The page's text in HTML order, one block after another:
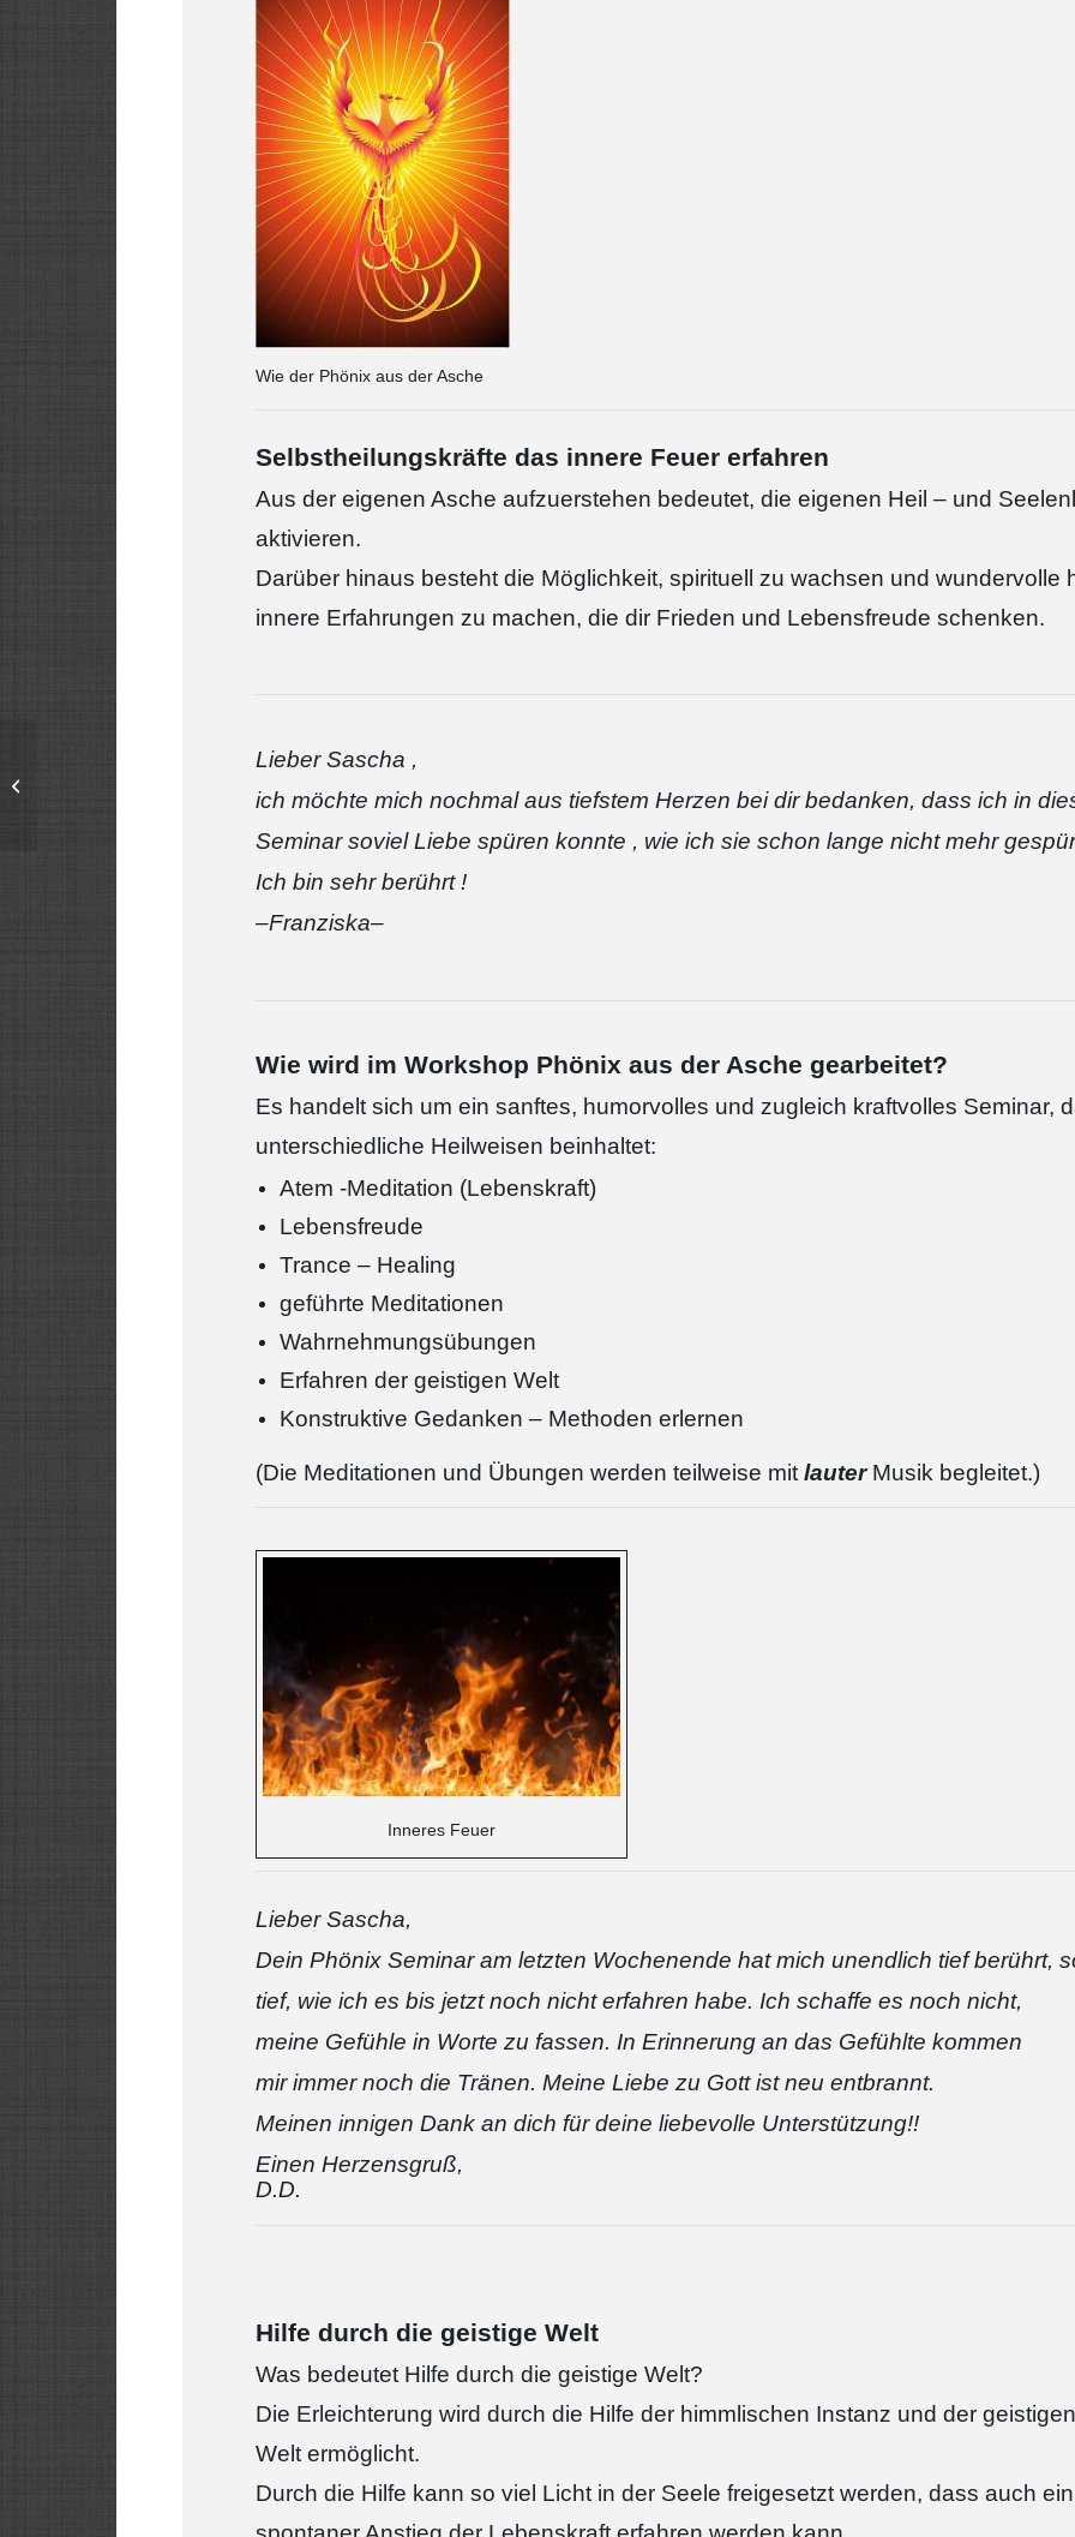
Wie der Phönix aus der Asche
Selbstheilungskräfte das innere Feuer erfahren
Aus der eigenen Asche aufzuerstehen bedeutet, die eigenen Heil – und
aktivieren.
Darüber hinaus besteht die Möglichkeit, spirituell zu wachsen und wundervolle
innere Erfahrungen zu machen, die dir Frieden und Lebensfreude schenken.
Lieber Sascha ,
ich möchte mich nochmal aus tiefstem Herzen bei dir bedanken, dass ich in
Seminar soviel Liebe spüren konnte , wie ich sie schon lange nicht mehr
Ich bin sehr berührt !
–Franziska–
Wie wird im Workshop Phönix aus der Asche gearbeitet?
Es handelt sich um ein sanftes, humorvolles und zugleich kraftvolles Seminar,
unterschiedliche Heilweisen beinhaltet:
Atem -Meditation (Lebenskraft)
Lebensfreude
Trance – Healing
geführte Meditationen
Wahrnehmungsübungen
Erfahren der geistigen Welt
Konstruktive Gedanken – Methoden erlernen
(Die Meditationen und Übungen werden teilweise mit lauterMusik begleitet.)
Inneres Feuer
Lieber Sascha,
Dein Phönix Seminar am letzten Wochenende hat mich unendlich tief berührt,
tief, wie ich es bis jetzt noch nicht erfahren habe. Ich schaffe es noch nicht,
meine Gefühle in Worte zu fassen. In Erinnerung an das Gefühlte kommen
mir immer noch die Tränen. Meine Liebe zu Gott ist neu entbrannt.
Meinen innigen Dank an dich für deine liebevolle Unterstützung!!
Einen Herzensgruß,
D.D.
Hilfe durch die geistige Welt
Was bedeutet Hilfe durch die geistige Welt?
Die Erleichterung wird durch die Hilfe der himmlischen Instanz und der geistigen
Welt ermöglicht.
Durch die Hilfe kann so viel Licht in der Seele freigesetzt werden, dass auch ein